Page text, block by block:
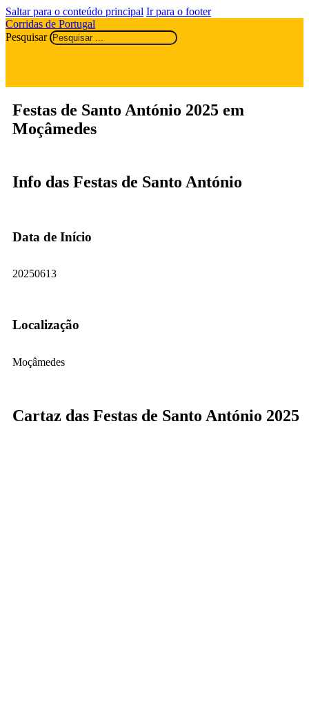
Saltar para o conteúdo principal Ir para o footer
Corridas de Portugal
Pesquisar
Festas de Santo António 2025 em
Moçâmedes
Info das Festas de Santo António
Data de Início
20250613
Localização
Moçâmedes
Cartaz das Festas de Santo António 2025